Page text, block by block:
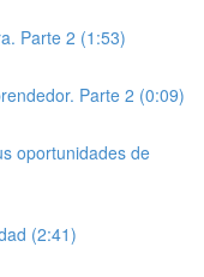
Parte 2 (1:53)
Parte 2 (0:09)
oportunidades de
(2:41)